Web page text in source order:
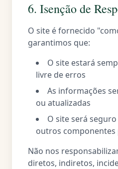
6. Isenção de
O site é fornecido
garantimos que:
O site estará
livre de erros
As informações
ou atualizadas
O site será
outros componentes
Não nos
diretos, indiretos,